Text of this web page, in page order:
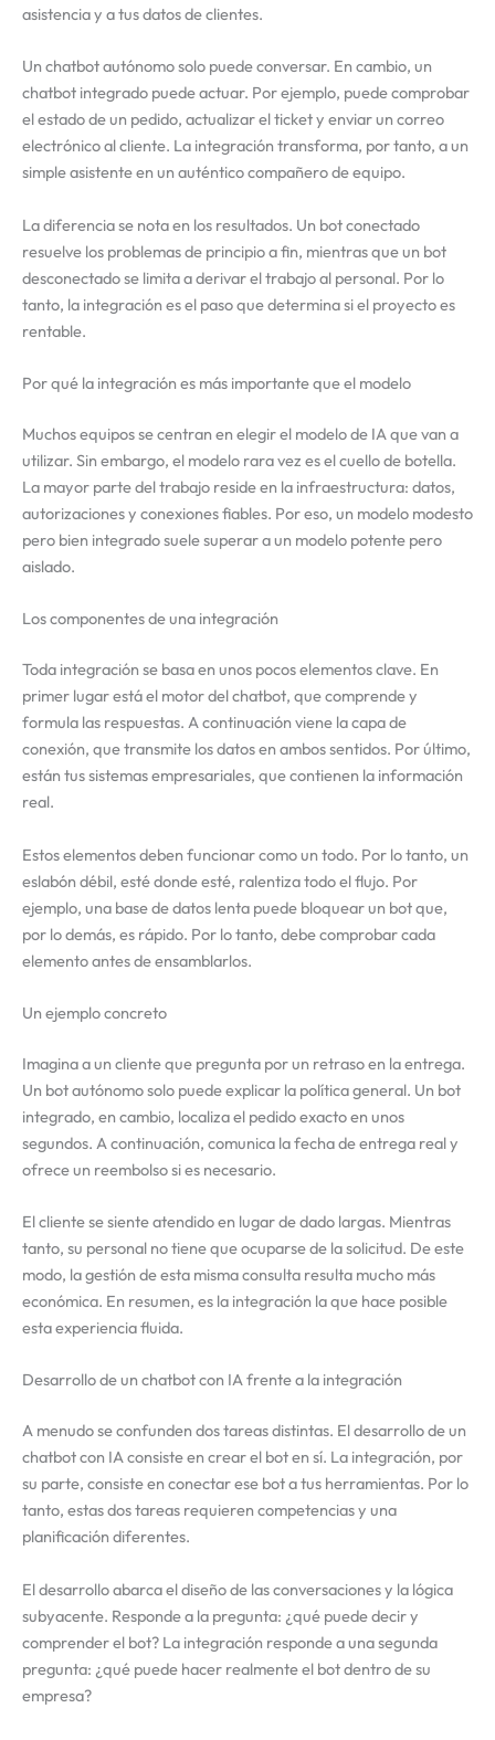
asistencia y a tus datos de clientes.
Un chatbot autónomo solo puede conversar. En cambio, un
chatbot integrado puede actuar. Por ejemplo, puede comprobar
el estado de un pedido, actualizar el ticket y enviar un correo
electrónico al cliente. La integración transforma, por tanto, a un
simple asistente en un auténtico compañero de equipo.
La diferencia se nota en los resultados. Un bot conectado
resuelve los problemas de principio a fin, mientras que un bot
desconectado se limita a derivar el trabajo al personal. Por lo
tanto, la integración es el paso que determina si el proyecto es
rentable.
Por qué la integración es más importante que el modelo
Muchos equipos se centran en elegir el modelo de IA que van a
utilizar. Sin embargo, el modelo rara vez es el cuello de botella.
La mayor parte del trabajo reside en la infraestructura: datos,
autorizaciones y conexiones fiables. Por eso, un modelo modesto
pero bien integrado suele superar a un modelo potente pero
aislado.
Los componentes de una integración
Toda integración se basa en unos pocos elementos clave. En
primer lugar está el motor del chatbot, que comprende y
formula las respuestas. A continuación viene la capa de
conexión, que transmite los datos en ambos sentidos. Por último,
están tus sistemas empresariales, que contienen la información
real.
Estos elementos deben funcionar como un todo. Por lo tanto, un
eslabón débil, esté donde esté, ralentiza todo el flujo. Por
ejemplo, una base de datos lenta puede bloquear un bot que,
por lo demás, es rápido. Por lo tanto, debe comprobar cada
elemento antes de ensamblarlos.
Un ejemplo concreto
Imagina a un cliente que pregunta por un retraso en la entrega.
Un bot autónomo solo puede explicar la política general. Un bot
integrado, en cambio, localiza el pedido exacto en unos
segundos. A continuación, comunica la fecha de entrega real y
ofrece un reembolso si es necesario.
El cliente se siente atendido en lugar de dado largas. Mientras
tanto, su personal no tiene que ocuparse de la solicitud. De este
modo, la gestión de esta misma consulta resulta mucho más
económica. En resumen, es la integración la que hace posible
esta experiencia fluida.
Desarrollo de un chatbot con IA frente a la integración
A menudo se confunden dos tareas distintas. El desarrollo de un
chatbot con IA consiste en crear el bot en sí. La integración, por
su parte, consiste en conectar ese bot a tus herramientas. Por lo
tanto, estas dos tareas requieren competencias y una
planificación diferentes.
El desarrollo abarca el diseño de las conversaciones y la lógica
subyacente. Responde a la pregunta: ¿qué puede decir y
comprender el bot? La integración responde a una segunda
pregunta: ¿qué puede hacer realmente el bot dentro de su
empresa?